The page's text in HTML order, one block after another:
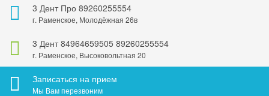
3 Дент Про 89260255554
г. Раменское, Молодёжная 26в
3 Дент84964659505 89260255554
г. Раменское, Высоковольтная 20
Записаться на прием
Мы Вам перезвоним